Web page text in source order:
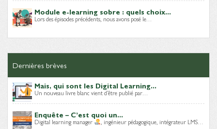
Module e-learning sobre : quels choix...
Lors des épisodes précédents, nous avons posé le…
Dernières brèves
Mais, qui sont les Digital Learning...
Un nouveau livre blanc vient d’être publié par…
Enquête – C’est quoi un...
Digital learning manager , ingénieur pédagogique, intégrateur LMS…